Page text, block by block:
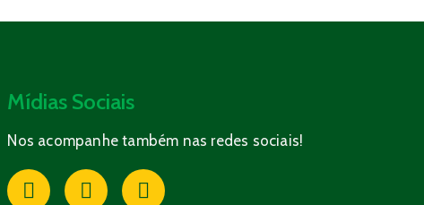
Mídias Sociais
Nos acompanhe também nas redes sociais!